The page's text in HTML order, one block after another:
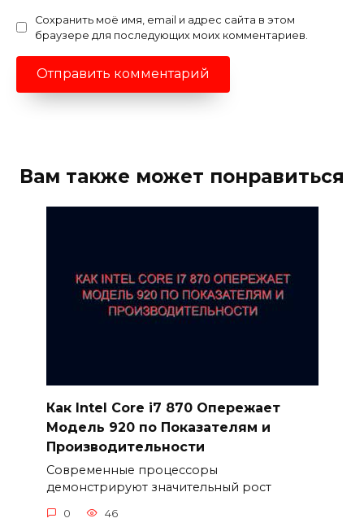
Сохранить моё имя, email и адрес сайта в этом
браузере для последующих моих комментариев.
Вам также может понравиться
Как Intel Core i7 870 Опережает
Модель 920 по Показателям и
Производительности
Современные процессоры
демонстрируют значительный рост
0 46